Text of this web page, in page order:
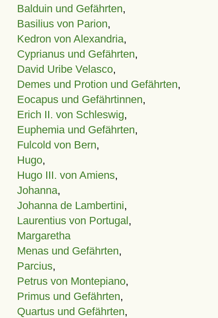
Balduin und Gefährten,
Basilius von Parion,
Kedron von Alexandria,
Cyprianus und Gefährten,
David Uribe Velasco,
Demes und Protion und Gefährten,
Eocapus und Gefährtinnen,
Erich II. von Schleswig,
Euphemia und Gefährten,
Fulcold von Bern,
Hugo,
Hugo III. von Amiens,
Johanna,
Johanna de Lambertini,
Laurentius von Portugal,
Margaretha
Menas und Gefährten,
Parcius,
Petrus von Montepiano,
Primus und Gefährten,
Quartus und Gefährten,